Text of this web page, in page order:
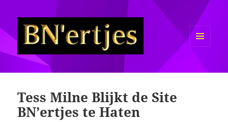
Sexy BN'ers / Bekende
Tess Milne Blijkt de Site
BN’ertjes te Haten